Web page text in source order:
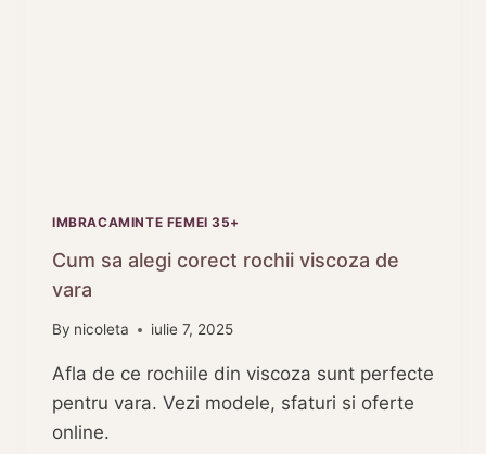
IMBRACAMINTE FEMEI 35+
Cum sa alegi corect rochii viscoza de
vara
By nicoleta iulie 7, 2025
Afla de ce rochiile din viscoza sunt perfecte
pentru vara. Vezi modele, sfaturi si oferte
online.